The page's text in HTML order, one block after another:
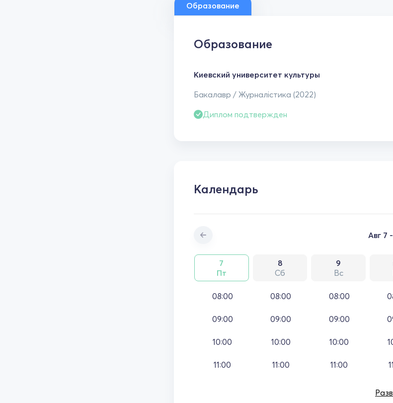
Образование
Образование
Киевский университет культуры
Бакалавр / Журналістика (2022)
Диплом подтвержден
Календарь
Авг 7
7
Пт
8
Сб
9
Вс
08:00
09:00
10:00
11:00
08:00
09:00
10:00
11:00
08:00
09:00
10:00
11:00